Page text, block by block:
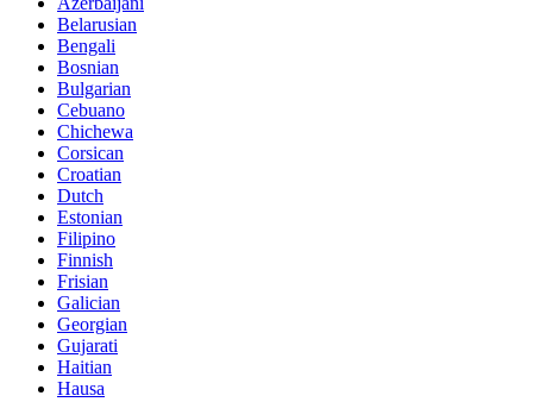
Belarusian
Bengali
Bosnian
Bulgarian
Cebuano
Chichewa
Corsican
Croatian
Dutch
Estonian
Filipino
Finnish
Frisian
Galician
Georgian
Gujarati
Haitian
Hausa